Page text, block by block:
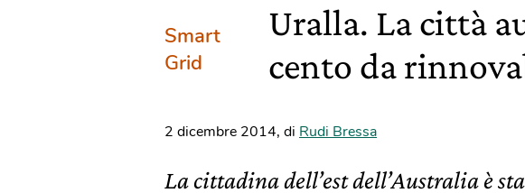
Smart
Grid
Uralla. La città
cento da
2 dicembre 2014, di Rudi Bressa
La cittadina dell’est dell’Australia è